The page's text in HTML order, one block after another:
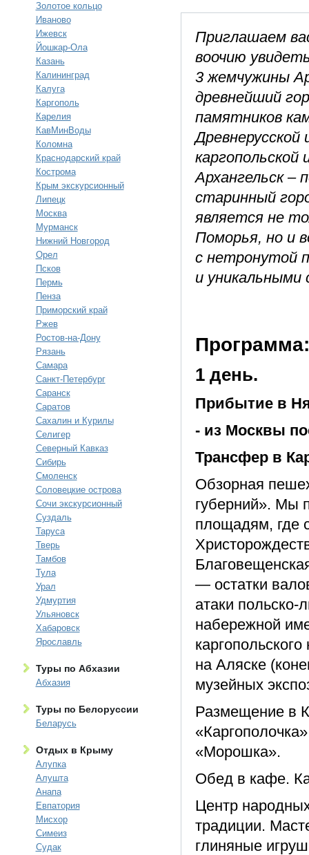
Золотое кольцо
Иваново
Ижевск
Йошкар-Ола
Казань
Калининград
Калуга
Каргополь
Карелия
КавМинВоды
Коломна
Краснодарский край
Кострома
Крым экскурсионный
Липецк
Москва
Мурманск
Нижний Новгород
Орел
Псков
Пермь
Пенза
Приморский край
Ржев
Ростов-на-Дону
Рязань
Самара
Санкт-Петербург
Саранск
Саратов
Сахалин и Курилы
Селигер
Северный Кавказ
Сибирь
Смоленск
Соловецкие острова
Сочи экскурсионный
Суздаль
Таруса
Тверь
Тамбов
Тула
Урал
Удмуртия
Ульяновск
Хабаровск
Ярославль
Туры по Абхазии
Абхазия
Туры по Белоруссии
Беларусь
Отдых в Крыму
Алупка
Алушта
Анапа
Евпатория
Мисхор
Симеиз
Судак
Приглашаем
воочию
3 жемчужины
древнейший
памятников
Древнерусской
каргопольской
Архангельск –
старинный
является не
Поморья, но и
с нетронутой
и
Программа:
1 день.
Прибытие в
- из Москвы
Трансфер в
Обзорная
губерний». Мы
площадям, где
— остатки
атаки польско-
набережной
на Аляске
музейных
Размещение в
«Морошка».
Обед в кафе.
Центр
традиции.
глиняные